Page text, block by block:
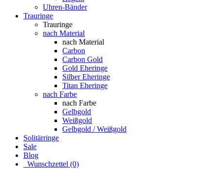
Uhren-Bänder
Trauringe
Trauringe
nach Material
nach Material
Carbon
Carbon Gold
Gold Eheringe
Silber Eheringe
Titan Eheringe
nach Farbe
nach Farbe
Gelbgold
Weißgold
Gelbgold / Weißgold
Solitärringe
Sale
Blog
Wunschzettel (0)